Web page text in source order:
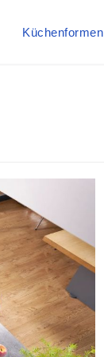
Küchenformen